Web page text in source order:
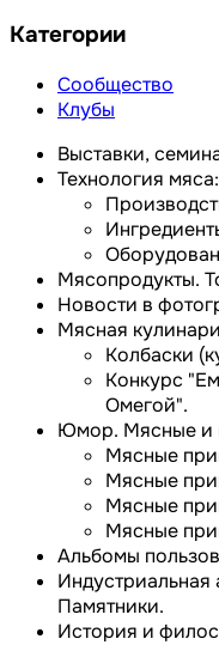
Категории
Сообщество
Клубы
Выставки,
Технология
Мясопродукты.
Новости в
Мясная
Колбаски
Конкурс
Омегой".
Юмор. Мясные и
Мясные
Мясные
Мясные
Мясные
Альбомы
Индустриальная
Памятники.
История и